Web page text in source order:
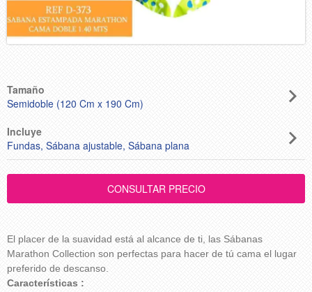
Tamaño
Semidoble (120 Cm x 190 Cm)
Incluye
Fundas, Sábana ajustable, Sábana plana
El placer de la suavidad está al alcance de ti, las Sábanas
Marathon Collection son perfectas para hacer de tú cama el lugar
preferido de descanso.
Características :